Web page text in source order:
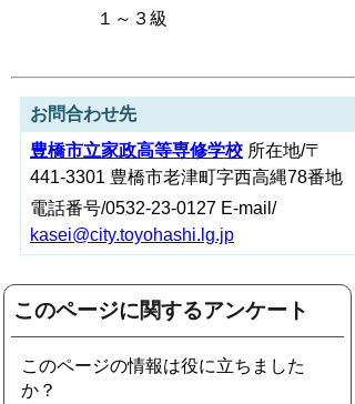
１～３級
お問合わせ先
豊橋市立家政高等専修学校 所在地/〒
441-3301 豊橋市老津町字西高縄78番地
電話番号/0532-23-0127 E-mail/
kasei@city.toyohashi.lg.jp
このページに関するアンケート
このページの情報は役に立ちました
か？